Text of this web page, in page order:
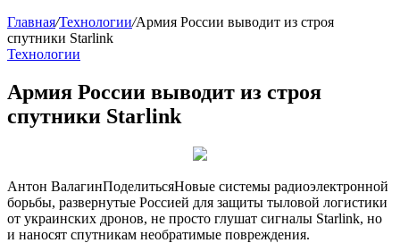
Главная/Технологии/Армия России выводит из строя
спутники Starlink
Технологии
Армия России выводит из строя
спутники Starlink
Антон ВалагинПоделитьсяНовые системы радиоэлектронной
борьбы, развернутые Россией для защиты тыловой логистики
от украинских дронов, не просто глушат сигналы Starlink, но
и наносят спутникам необратимые повреждения.